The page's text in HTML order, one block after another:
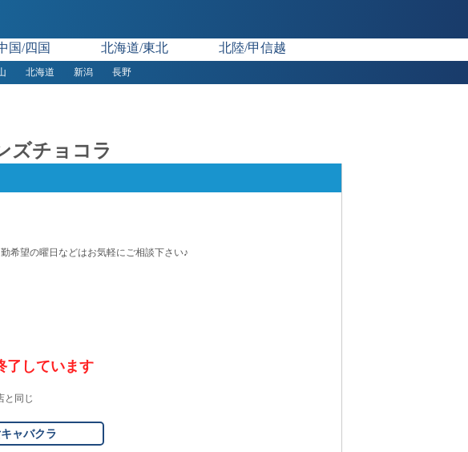
国/四国 北海道/東北 北陸/甲信越
北海道 新潟 長野
ズチョコラ
希望の曜日などはお気軽にご相談下さい♪
了しています
と同じ
ャバクラ